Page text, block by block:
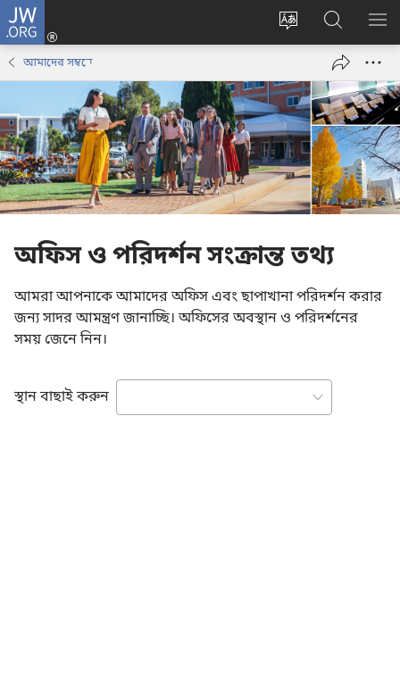
JW.ORG
ওয়েবসাইটের
পরিবর্তন
করুন
লগ
ইন
window)
JW.ORG
ওয়েবসাইট
অনুসন্ধান
করুন
মেনু
আমাদের সম্বন্ধে
অফিস ও পরিদর্শন সংক্রান্ত তথ্য
আমরা আপনাকে আমাদের অফিস এবং ছাপাখানা পরিদর্শন করার
জন্য সাদর আমন্ত্রণ জানাচ্ছি। অফিসের অবস্থান ও পরিদর্শনের
সময় জেনে নিন।
স্থান বাছাই করুন